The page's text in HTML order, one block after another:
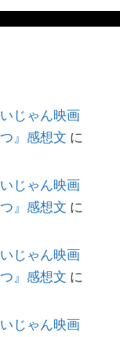
じゃん映画
』感想文 に
じゃん映画
』感想文 に
じゃん映画
』感想文 に
じゃん映画